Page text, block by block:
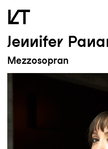
Zum Hauptinhalt
Zum Footer springen
Jennifer
Mezzosopran